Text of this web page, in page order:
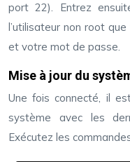
port 22). Entrez
l’utilisateur non root
et votre mot de passe.
Mise à jour du
Une fois connecté, il
système avec les
Exécutez les